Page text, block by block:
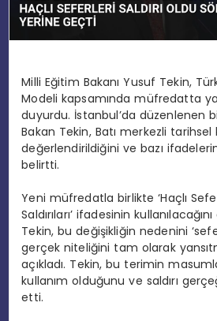
Milli Eğitim Bakanı Yusuf Tekin,
Modeli kapsamında müfredatta
duyurdu. İstanbul’da düzenlenen
Bakan Tekin, Batı merkezli
değerlendirildiğini ve bazı
belirtti.
Yeni müfredatla birlikte ‘Haçlı
Saldırıları’ ifadesinin
Tekin, bu değişikliğin nedenini
gerçek niteliğini tam olarak
açıkladı. Tekin, bu terimin
kullanım olduğunu ve saldırı
etti.